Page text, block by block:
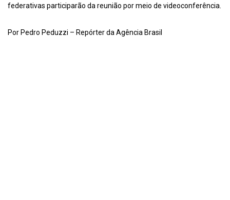
federativas participarão da reunião por meio de videoconferência.
Por Pedro Peduzzi – Repórter da Agência Brasil